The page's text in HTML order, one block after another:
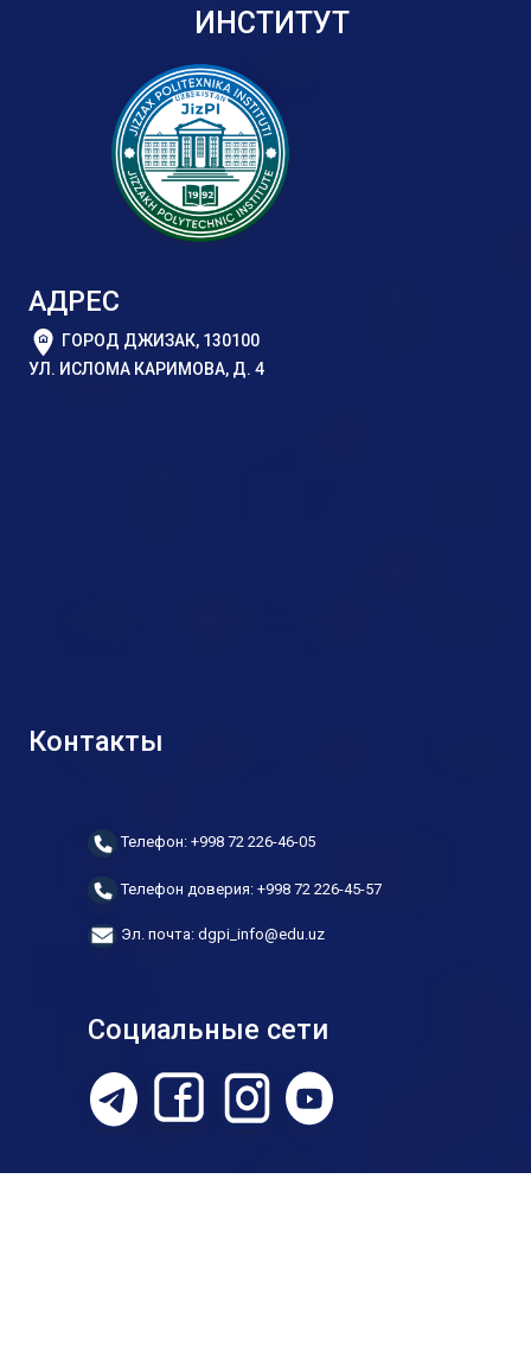
ИНСТИТУТ
АДРЕС
ГОРОД ДЖИЗАК, 130100
УЛ. ИСЛОМА КАРИМОВА, Д. 4
Контакты
Телефон: +998 72 226-46-05
Телефон доверия: +998 72 226-45-57
Эл. почта: dgpi_info@edu.uz
Социальные сети